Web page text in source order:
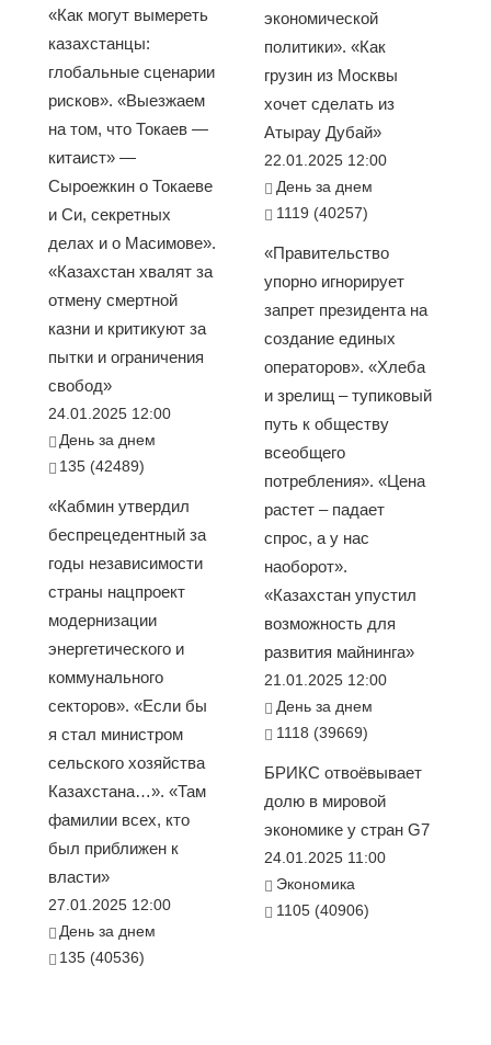
«Как могут вымереть
казахстанцы:
глобальные сценарии
рисков». «Выезжаем
на том, что Токаев —
китаист» —
Сыроежкин о Токаеве
и Си, секретных
делах и о Масимове».
«Казахстан хвалят за
отмену смертной
казни и критикуют за
пытки и ограничения
свобод»
24.01.2025 12:00
День за днем
135 (42489)
«Кабмин утвердил
беспрецедентный за
годы независимости
страны нацпроект
модернизации
энергетического и
коммунального
секторов». «Если бы
я стал министром
сельского хозяйства
Казахстана…». «Там
фамилии всех, кто
был приближен к
власти»
27.01.2025 12:00
День за днем
135 (40536)
экономической
политики». «Как
грузин из Москвы
хочет сделать из
Атырау Дубай»
22.01.2025 12:00
День за днем
1119 (40257)
«Правительство
упорно игнорирует
запрет президента на
создание единых
операторов». «Хлеба
и зрелищ – тупиковый
путь к обществу
всеобщего
потребления». «Цена
растет – падает
спрос, а у нас
наоборот».
«Казахстан упустил
возможность для
развития майнинга»
21.01.2025 12:00
День за днем
1118 (39669)
БРИКС отвоёвывает
долю в мировой
экономике у стран G7
24.01.2025 11:00
Экономика
1105 (40906)